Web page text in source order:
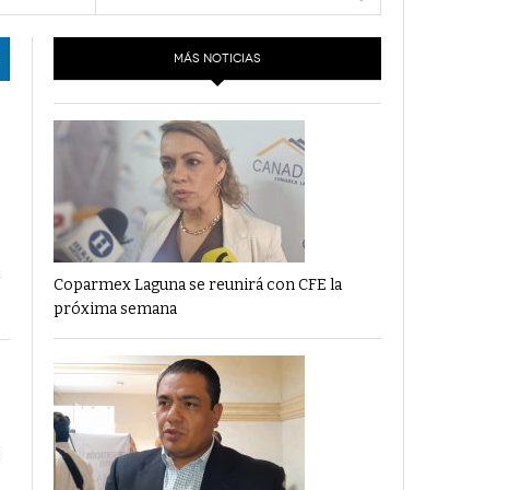
Financiamiento’ Por PC29
‘La Laguna: Bomba De Tiempo Por Falta De
Planeación’ Por PC29- 17 mayo, 2021
‘Las Corrupciones, Sus Formas Y Efectos’ Por
PC29
- 7 mayo, 2021
MÁS NOTICIAS
Coparmex Laguna se reunirá con CFE la
próxima semana